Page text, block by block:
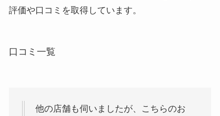
評価や口コミを取得しています。
口コミ一覧
他の店舗も伺いましたが、こちらのお